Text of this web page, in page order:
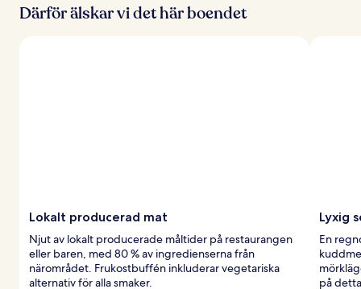
Därför älskar vi det här boendet
Lokalt producerad mat
Njut av lokalt producerade måltider på restaurangen
eller baren, med 80 % av ingredienserna från
närområdet. Frukostbuffén inkluderar vegetariska
alternativ för alla smaker.
Lyxig
En
på